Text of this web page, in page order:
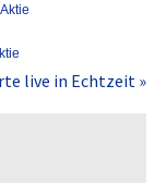
live in Echtzeit »